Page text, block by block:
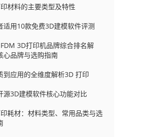
材料的主要类型及特性
适用10款免费3D建模软件评测
3D打印机品牌综合排名解
心品牌与选购指南
到应用的全维度解析3D 打印
源3D建模软件核心功能对比
耗材：材料类型、常用品类与选